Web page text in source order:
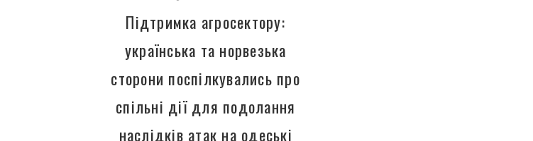
Підтримка агросектору:
українська та норвезька
сторони поспілкувались про
спільні дії для подолання
наслідків атак на одеські